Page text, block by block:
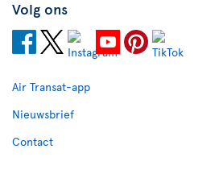
Volg ons
Air Transat-app
Nieuwsbrief
Contact